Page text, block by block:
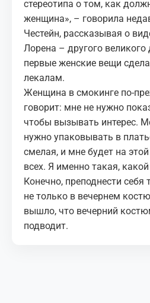
стереотипа о том, как
женщина», – говорила
Честейн, рассказывая о
Лорена – другого
первые женские вещи
лекалам.
Женщина в смокинге по-
говорит: мне не нужно
чтобы вызывать интерес.
нужно упаковывать в
смелая, и мне будет на
всех. Я именно такая,
Конечно, преподнести
не только в вечернем
вышло, что вечерний
подводит.